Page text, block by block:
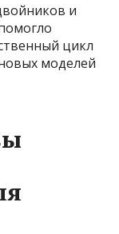
и
цикл
моделей